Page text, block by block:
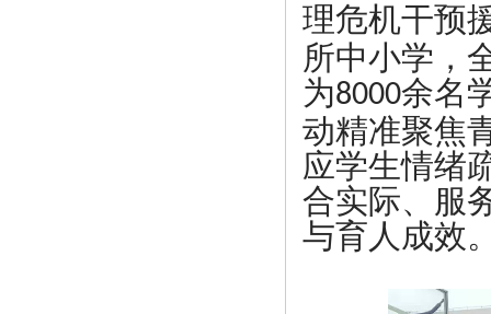
理危机干预
所中小学，
为8000余名
动精准聚焦
应学生情绪
合实际、服
与育人成效